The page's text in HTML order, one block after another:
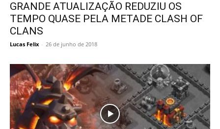
GRANDE ATUALIZAÇÃO REDUZIU OS
TEMPO QUASE PELA METADE CLASH OF
CLANS
Lucas Felix - 26 de junho de 2018